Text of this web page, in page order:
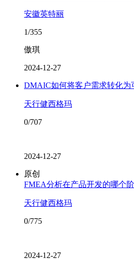
安徽英特丽
1/355
傲琪
2024-12-27
DMAIC如何将客户需求转化为
天行健西格玛
0/707
2024-12-27
原创
FMEA分析在产品开发的哪个
天行健西格玛
0/775
2024-12-27